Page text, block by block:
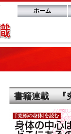
ホーム
書籍連載 『